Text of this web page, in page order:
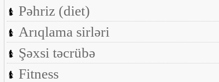
Pəhriz (diet)
Arıqlama sirləri
Şəxsi təcrübə
Fitness